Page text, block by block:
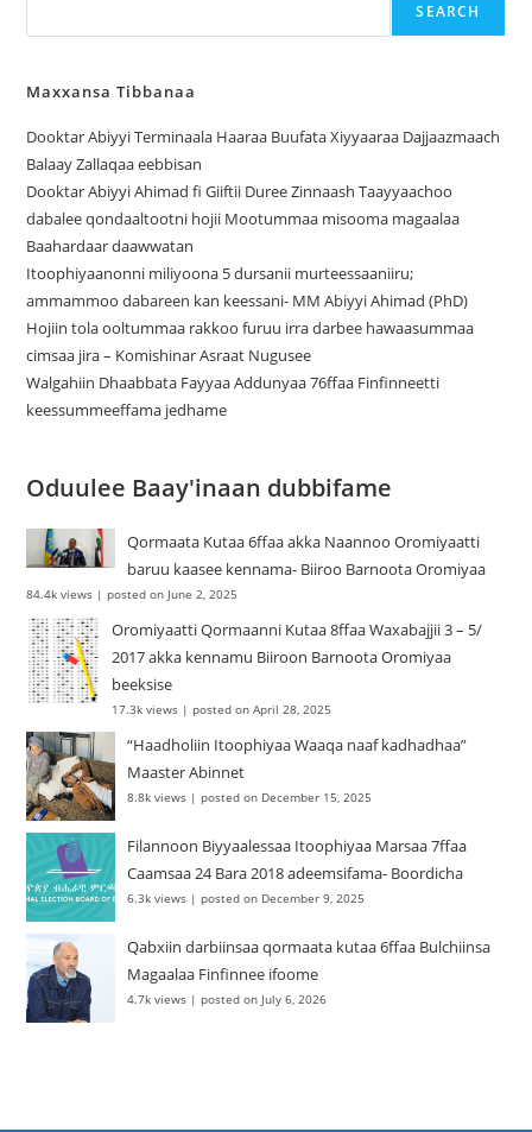
SEARCH
Maxxansa Tibbanaa
Dooktar Abiyyi Terminaala Haaraa Buufata Xiyyaaraa Dajjaazmaach
Balaay Zallaqaa eebbisan
Dooktar Abiyyi Ahimad fi Giiftii Duree Zinnaash Taayyaachoo
dabalee qondaaltootni hojii Mootummaa misooma magaalaa
Baahardaar daawwatan
Itoophiyaanonni miliyoona 5 dursanii murteessaaniiru;
ammammoo dabareen kan keessani- MM Abiyyi Ahimad (PhD)
Hojiin tola ooltummaa rakkoo furuu irra darbee hawaasummaa
cimsaa jira – Komishinar Asraat Nugusee
Walgahiin Dhaabbata Fayyaa Addunyaa 76ffaa Finfinneetti
keessummeeffama jedhame
Oduulee Baay'inaan dubbifame
Qormaata Kutaa 6ffaa akka Naannoo Oromiyaatti
baruu kaasee kennama- Biiroo Barnoota Oromiyaa
84.4k views |posted on June 2, 2025
Oromiyaatti Qormaanni Kutaa 8ffaa Waxabajjii 3 – 5/
2017 akka kennamu Biiroon Barnoota Oromiyaa
beeksise
17.3k views |posted on April 28, 2025
“Haadholiin Itoophiyaa Waaqa naaf kadhadhaa”
Maaster Abinnet
8.8k views |posted on December 15, 2025
Filannoon Biyyaalessaa Itoophiyaa Marsaa 7ffaa
Caamsaa 24 Bara 2018 adeemsifama- Boordicha
6.3k views |posted on December 9, 2025
Qabxiin darbiinsaa qormaata kutaa 6ffaa Bulchiinsa
Magaalaa Finfinnee ifoome
4.7k views |posted on July 6, 2026